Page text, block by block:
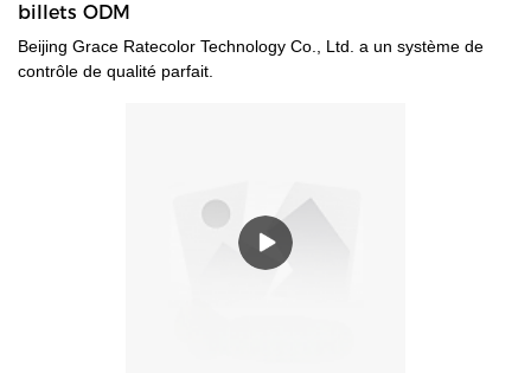
billets ODM
Beijing Grace Ratecolor Technology Co., Ltd. a un système de
contrôle de qualité parfait.